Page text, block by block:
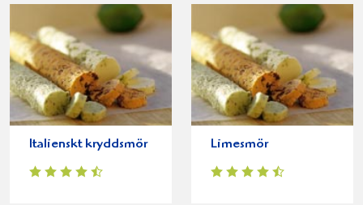
Italienskt kryddsmör Limesmör